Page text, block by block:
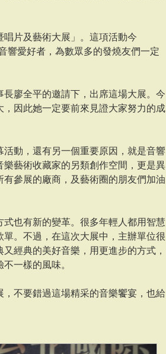
片及藝術大展」。這項活動今
響愛好者，為數眾多的發燒友們一定
廖全平的邀請下，出席這場大展。今
因此她一定要前來見證大家努力的成
動，還有另一個重要原因，就是音響
藝術收藏家的另類創作空間，更是異
參展的廠商，及藝術圈的朋友們加油
也有新的變革。很多年輕人都用智慧
。不過，在這次大展中，主辦單位很
經典的美好音樂，用更進步的方式，
一樣的風味。
不要錯過這場精采的音樂饗宴，也給